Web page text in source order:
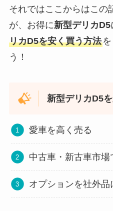
それではここからはこの
が、お得に新型デリカD5
リカD5を安く買う方法を
う！
新型デリカD5
愛車を高く売る
中古車・新古車市場
オプションを社外品